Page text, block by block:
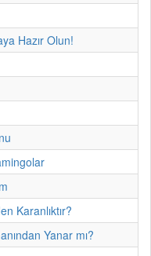
Hazır Olun!
Karanlıktır?
Yanar mı?